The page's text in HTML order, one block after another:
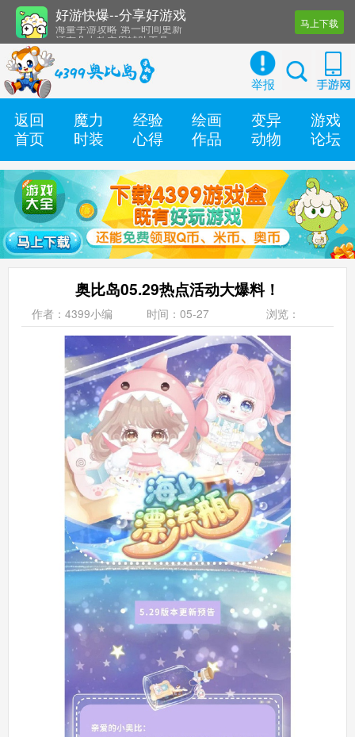
好游快爆--分享好游戏
还有几十款实用辅助工具
海量手游攻略 第一时间更新
马上下载
举报
返回
首页
魔力
时装
经验
心得
绘画
作品
变异
动物
游戏
论坛
奥比岛05.29热点活动大爆料！
作者：4399小编 时间：05-27 浏览：